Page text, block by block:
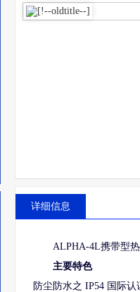
详细信息
ALPHA-4L携带型
主要特色
防尘防水之 IP54 国际